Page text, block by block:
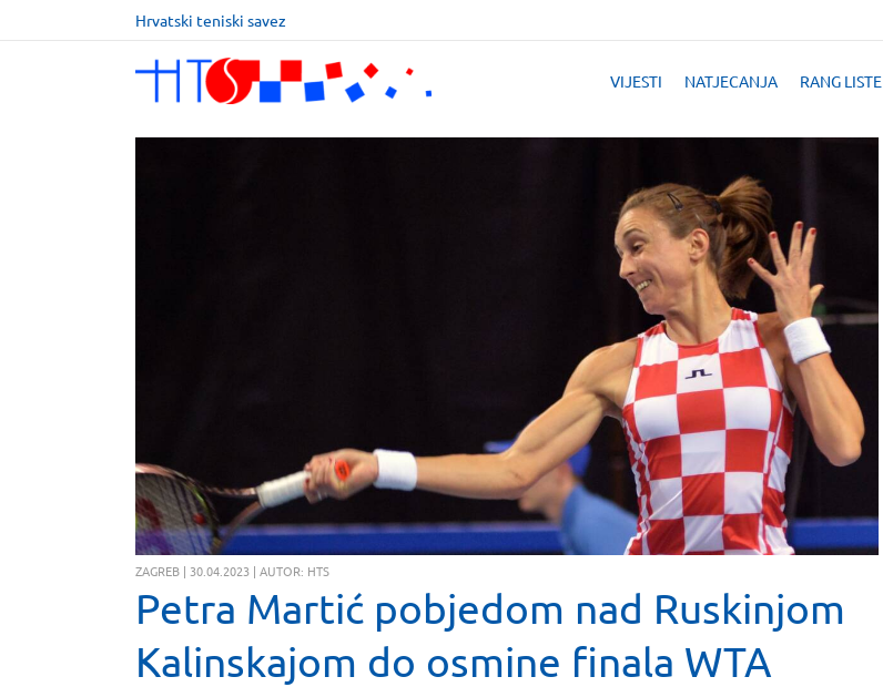
Hrvatski teniski savez
VIJESTI NATJECANJA RANG LISTE
ZAGREB | 30.04.2023 | AUTOR: HTS
Petra Martić pobjedom nad Ruskinjom
Kalinskajom do osmine finala WTA